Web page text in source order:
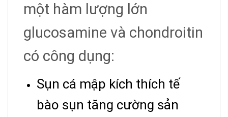
một hàm lượng lớn
glucosamine và chondroitin
có công dụng:
Sụn cá mập kích thích tế
bào sụn tăng cường sản